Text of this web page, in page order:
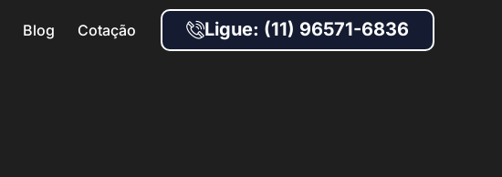
Blog Cotação Ligue: (11) 96571-6836